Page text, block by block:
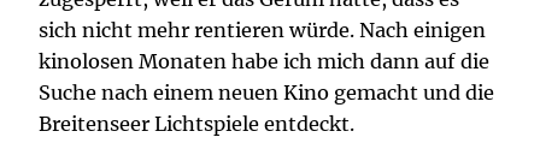
sich nicht mehr rentieren würde. Nach einigen
kinolosen Monaten habe ich mich dann auf die
Suche nach einem neuen Kino gemacht und die
Breitenseer Lichtspiele entdeckt.